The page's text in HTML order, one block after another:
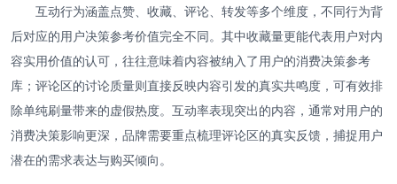
互动行为涵盖点赞、收藏、评论、转发等多个维度，不同行为背
后对应的用户决策参考价值完全不同。其中收藏量更能代表用户对内
容实用价值的认可，往往意味着内容被纳入了用户的消费决策参考
库；评论区的讨论质量则直接反映内容引发的真实共鸣度，可有效排
除单纯刷量带来的虚假热度。互动率表现突出的内容，通常对用户的
消费决策影响更深，品牌需要重点梳理评论区的真实反馈，捕捉用户
潜在的需求表达与购买倾向。